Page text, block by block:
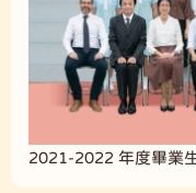
2021-2022 年度畢業